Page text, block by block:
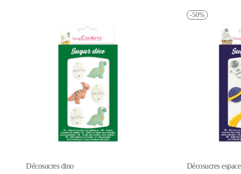
Décosucres dino
-50%
Décosucres espace